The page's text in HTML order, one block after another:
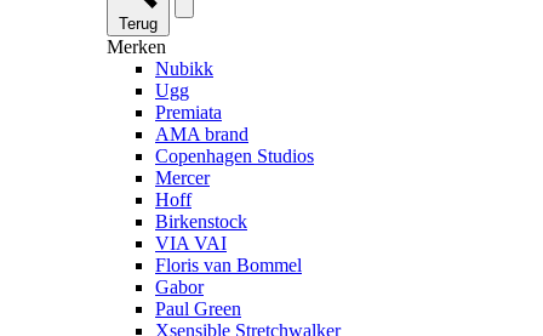
Terug
Merken
Nubikk
Ugg
Premiata
AMA brand
Copenhagen Studios
Mercer
Hoff
Birkenstock
VIA VAI
Floris van Bommel
Gabor
Paul Green
Xsensible Stretchwalker